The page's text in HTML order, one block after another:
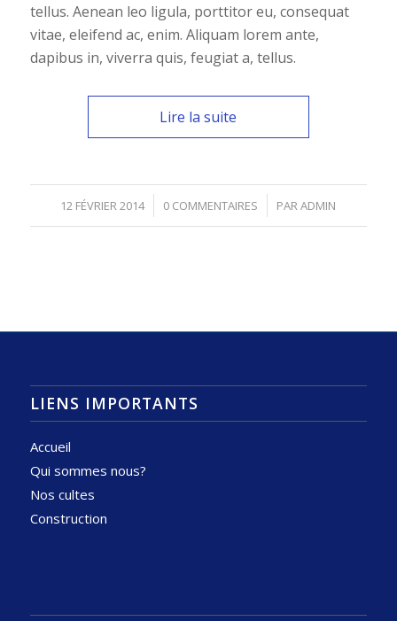
tellus. Aenean leo ligula, porttitor eu, consequat
vitae, eleifend ac, enim. Aliquam lorem ante,
dapibus in, viverra quis, feugiat a, tellus.
Lire la suite
12 FÉVRIER 2014
/ 0 COMMENTAIRES
/ PARADMIN
LIENS IMPORTANTS
Accueil
Qui sommes nous?
Nos cultes
Construction